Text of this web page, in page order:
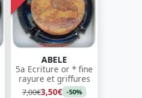
ABELE
5a Ecriture or * fine
rayure et griffures
7,00€3,50€ -50%